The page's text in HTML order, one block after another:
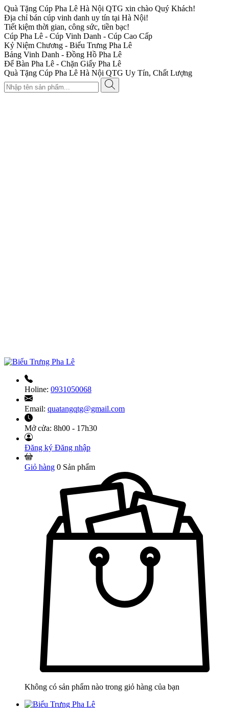
Quà Tặng Cúp Pha Lê Hà Nội QTG xin chào Quý Khách!
Địa chỉ bán cúp vinh danh uy tín tại Hà Nội!
Tiết kiệm thời gian, công sức, tiền bạc!
Cúp Pha Lê - Cúp Vinh Danh - Cúp Cao Cấp
Kỷ Niệm Chương - Biểu Trưng Pha Lê
Bảng Vinh Danh - Đồng Hồ Pha Lê
Để Bàn Pha Lê - Chặn Giấy Pha Lê
Quà Tặng Cúp Pha Lê Hà Nội QTG Uy Tín, Chất Lượng
Holine: 0931050068
Email: quatangqtg@gmail.com
Mở cửa: 8h00 - 17h30
Đăng ký Đăng nhập
Giỏ hàng 0 Sản phẩm
Không có sản phẩm nào trong giỏ hàng của bạn